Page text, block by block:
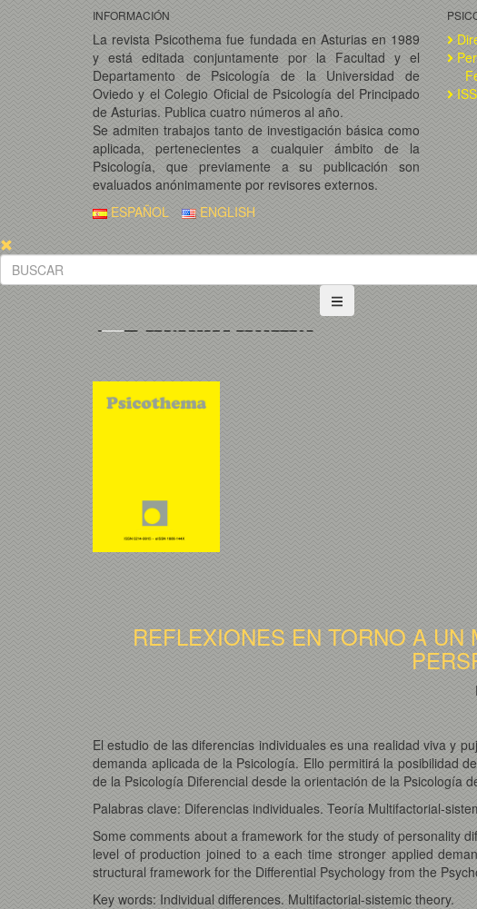
INFORMACIÓN
La revista Psicothema fue fundada en Asturias en 1989
y está editada conjuntamente por la Facultad y el
Departamento de Psicología de la Universidad de
Oviedo y el Colegio Oficial de Psicología del Principado
de Asturias. Publica cuatro números al año.
Se admiten trabajos tanto de investigación básica como
aplicada, pertenecientes a cualquier ámbito de la
Psicología, que previamente a su publicación son
evaluados anónimamente por revisores externos.
ESPAÑOL ENGLISH
REFLEXIONES EN TORNO A
El estudio de las diferencias individuales es una realidad viva y
demanda aplicada de la Psicología. Ello permitirá la posibilidad
de la Psicología Diferencial desde la orientación de la Psicología
Palabras clave: Diferencias individuales. Teoría Multifactorial-
Some comments about a framework for the study of personality
level of production joined to a each time stronger applied
structural framework for the Differential Psychology from the
Key words: Individual differences. Multifactorial-sistemic theory.